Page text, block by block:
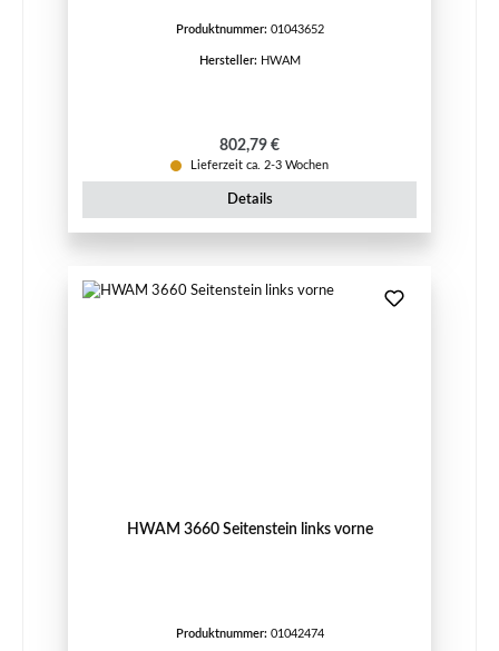
Produktnummer: 01043652
Hersteller: HWAM
Regulärer Preis:
802,79 €
Lieferzeit ca. 2-3 Wochen
Details
HWAM 3660 Seitenstein links vorne
Produktnummer: 01042474